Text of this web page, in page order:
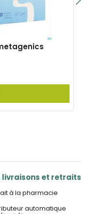
livraisons et retraits
à la pharmacie
automatique